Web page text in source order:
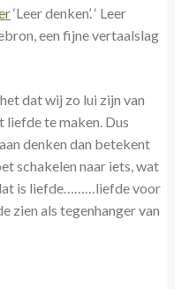
‘Leer denken’. ‘ Leer
een fijne vertaalslag
dat wij zo lui zijn van
liefde te maken. Dus
denken dan betekent
schakelen naar iets, wat
is liefde………liefde voor
zien als tegenhanger van